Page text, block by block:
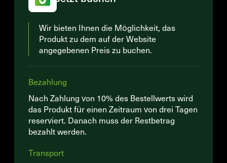
Wir bieten Ihnen die Möglichkeit, das
Produkt zu dem auf der Website
angegebenen Preis zu buchen.
Bezahlung
Nach Zahlung von 10% des Bestellwerts wird
das Produkt für einen Zeitraum von drei Tagen
reserviert. Danach muss der Restbetrag
bezahlt werden.
Transport